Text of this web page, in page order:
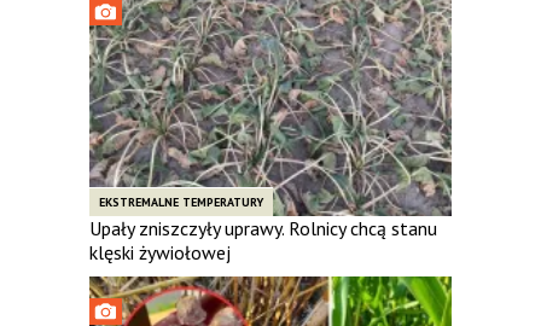
EKSTREMALNE TEMPERATURY
Upały zniszczyły uprawy. Rolnicy chcą stanu
klęski żywiołowej